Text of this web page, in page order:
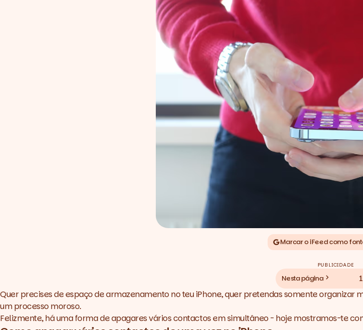
Marcar o iFeed como
PUBLICIDADE
Nesta página
Quer precises de espaço de armazenamento no teu iPhone, quer pretendas somente
um processo moroso.
Felizmente, há uma forma de apagares vários contactos em simultâneo - hoje mostramos-te